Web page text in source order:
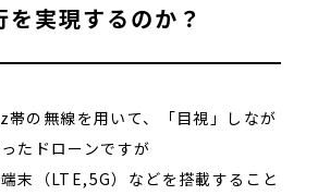
実現するのか？
帯の無線を用いて、「目視」しなが
たドローンですが
末（LTE,5G）などを搭載すること